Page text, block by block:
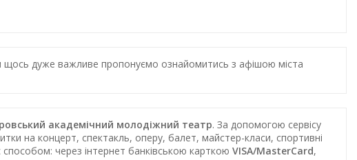
щось дуже важливе пропонуємо ознайомитись з афішою міста
академічний молодіжний театр. За допомогою сервісу
на концерт, спектакль, оперу, балет, майстер-класи, спортивні
через інтернет банківською карткою VISA/MasterCard,